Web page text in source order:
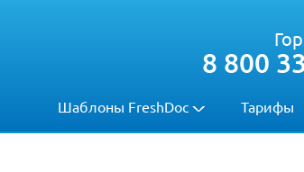
Шаблоны FreshDoc Тарифы
8 800